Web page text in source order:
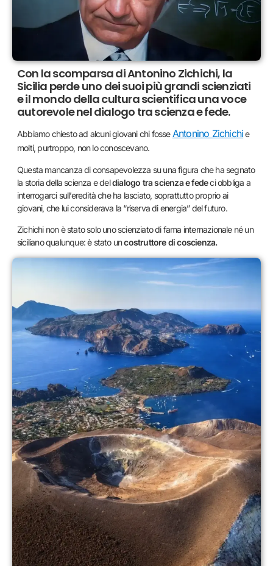
Con la scomparsa di Antonino Zichichi, la
Sicilia perde uno dei suoi più grandi scienziati
e il mondo della cultura scientifica una voce
autorevole nel dialogo tra scienza e fede.
Abbiamo chiesto ad alcuni giovani chi fosseAntonino Zichichie
molti, purtroppo, non lo conoscevano.
Questa mancanza di consapevolezza su una figura che ha segnato
la storia della scienza e deldialogo tra scienza e fedeci obbliga a
interrogarci sull’eredità che ha lasciato, soprattutto proprio ai
giovani, che lui considerava la “riserva di energia” del futuro.
Zichichi non è stato solo uno scienziato di fama internazionale né un
siciliano qualunque: è stato uncostruttore di coscienza.